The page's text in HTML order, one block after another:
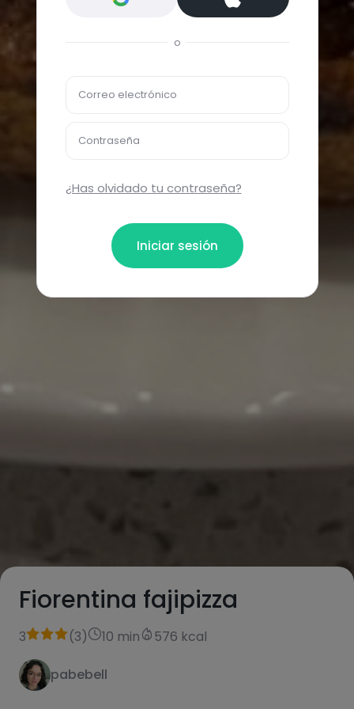
Fiorentina fajipizza
3 (3) 10 min 576 kcal
pabebell
o
Correo electrónico
Contraseña
¿Has olvidado tu contraseña?
Iniciar sesión